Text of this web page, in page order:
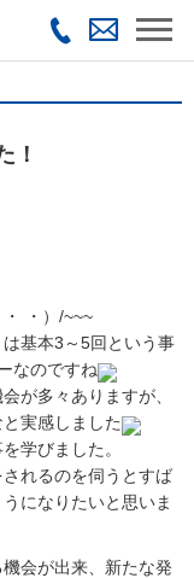
！
・）/~~~
基本3～5回という事
なのですね
が多々ありますが、
実感しました
学びました。
れるのを伺うとすば
になりたいと思いま
会が出来、新たな発